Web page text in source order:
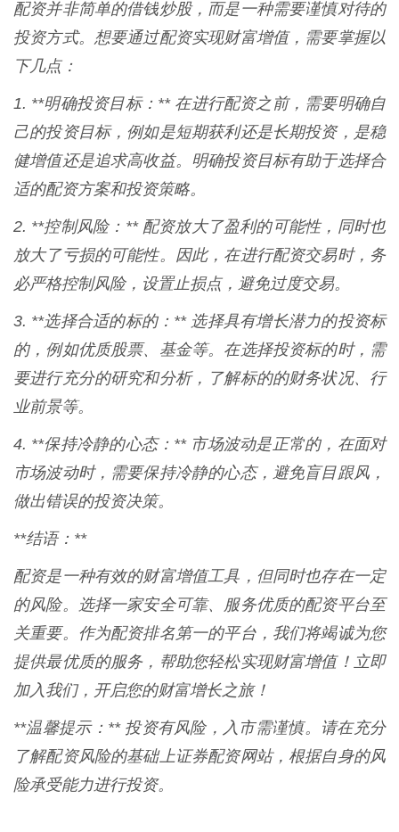
配资并非简单的借钱炒股，而是一种需要谨慎对待的
投资方式。想要通过配资实现财富增值，需要掌握以
下几点：
1. **明确投资目标：** 在进行配资之前，需要明确自
己的投资目标，例如是短期获利还是长期投资，是稳
健增值还是追求高收益。明确投资目标有助于选择合
适的配资方案和投资策略。
2. **控制风险：** 配资放大了盈利的可能性，同时也
放大了亏损的可能性。因此，在进行配资交易时，务
必严格控制风险，设置止损点，避免过度交易。
3. **选择合适的标的：** 选择具有增长潜力的投资标
的，例如优质股票、基金等。在选择投资标的时，需
要进行充分的研究和分析，了解标的的财务状况、行
业前景等。
4. **保持冷静的心态：** 市场波动是正常的，在面对
市场波动时，需要保持冷静的心态，避免盲目跟风，
做出错误的投资决策。
**结语：**
配资是一种有效的财富增值工具，但同时也存在一定
的风险。选择一家安全可靠、服务优质的配资平台至
关重要。作为配资排名第一的平台，我们将竭诚为您
提供最优质的服务，帮助您轻松实现财富增值！立即
加入我们，开启您的财富增长之旅！
**温馨提示：** 投资有风险，入市需谨慎。请在充分
了解配资风险的基础上证券配资网站，根据自身的风
险承受能力进行投资。